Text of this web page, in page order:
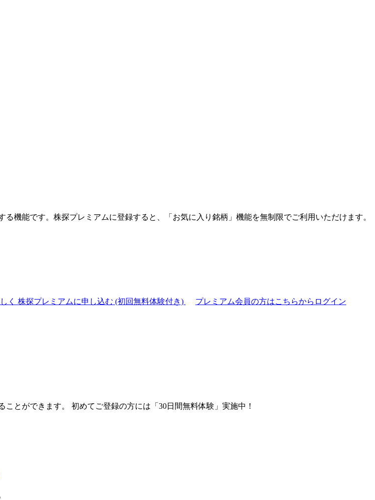
る機能です。 株探プレミアムに登録すると、「お気に入り銘柄」機能を無制限でご利用いただけます。
く 株探プレミアムに申し込む (初回無料体験付き)
プレミアム会員の方はこちらからログイン
とができます。 初めてご登録の方には「30日間無料体験」実施中！